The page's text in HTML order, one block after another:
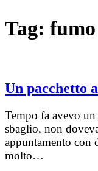
Tag: fumo
Un pacchetto
Tempo fa avevo
sbaglio, non
appuntamento con
molto…